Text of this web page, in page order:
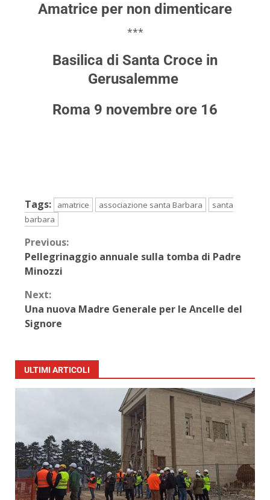
Amatrice per non dimenticare
***
Basilica di Santa Croce in
Gerusalemme
Roma 9 novembre ore 16
Tags: amatrice associazione santa Barbara
santa
barbara
Previous:
Pellegrinaggio annuale sulla tomba di Padre
Minozzi
Next:
Una nuova Madre Generale per le Ancelle del
Signore
ULTIMI ARTICOLI